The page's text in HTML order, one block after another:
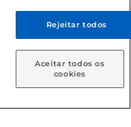
como deseja receber
Retire em Loja
os direitos
Rejeitar todos
Aceitar todos os
cookies